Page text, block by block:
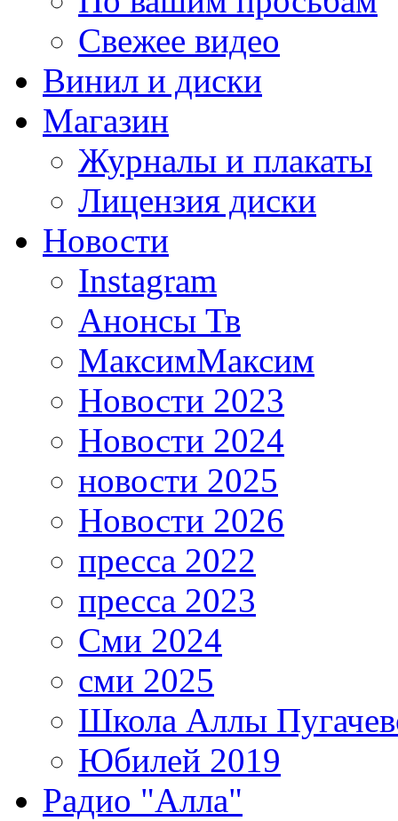
Свежее видео
Винил и диски
Магазин
Журналы и плакаты
Лицензия диски
Новости
Instagram
Анонсы Тв
МаксимМаксим
Новости 2023
Новости 2024
новости 2025
Новости 2026
пресса 2022
пресса 2023
Сми 2024
сми 2025
Школа Аллы
Юбилей 2019
Радио "Алла"